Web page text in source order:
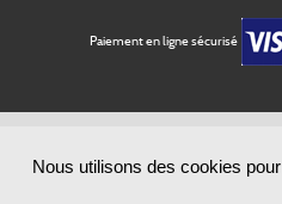
Nous utilisons des cookies
Paiement en ligne sécurisé